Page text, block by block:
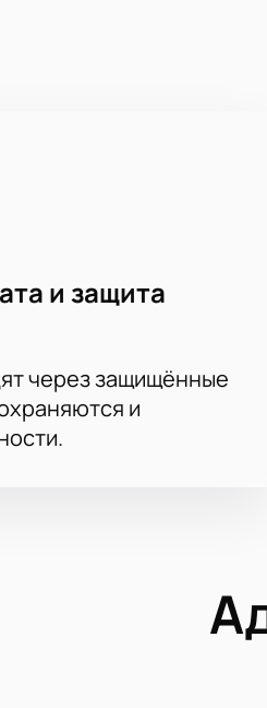
и защита
через защищённые
и